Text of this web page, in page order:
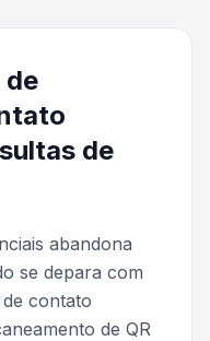
de
de
abandona
se depara com
contato
de QR